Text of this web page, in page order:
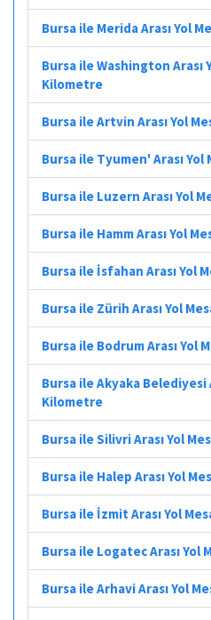
Bursa ile Merida Arası Yol
Bursa ile Washington Arası
Kilometre
Bursa ile Artvin Arası Yol
Bursa ile Tyumen' Arası
Bursa ile Luzern Arası Yol
Bursa ile Hamm Arası Yol
Bursa ile İsfahan Arası Yol
Bursa ile Zürih Arası Yol
Bursa ile Bodrum Arası Yol
Bursa ile Akyaka Belediyesi
Kilometre
Bursa ile Silivri Arası Yol
Bursa ile Halep Arası Yol
Bursa ile İzmit Arası Yol
Bursa ile Logatec Arası Yol
Bursa ile Arhavi Arası Yol